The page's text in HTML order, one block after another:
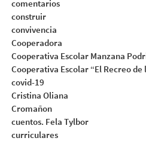
comentarios
construir
convivencia
Cooperadora
Cooperativa Escolar Manzana
Cooperativa Escolar “El Recreo de
covid-19
Cristina Oliana
Cromañon
cuentos. Fela Tylbor
curriculares